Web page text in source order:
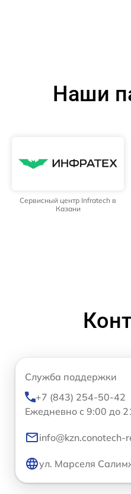
Наши
Сервисный центр Infratech в
Казани
Служба поддержки
+7 (843) 254-50-42
Ежедневно с 9:00 до
info@kzn.conotech-
ул. Марселя